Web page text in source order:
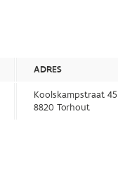
ADRES
Koolskampstraat 45
8820 Torhout